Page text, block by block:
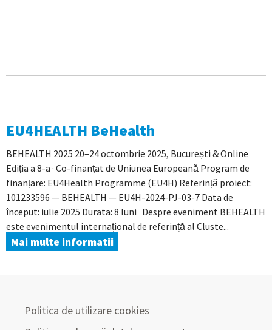
EU4HEALTH BeHealth
BEHEALTH 2025 20–24 octombrie 2025, București & Online
Ediția a 8-a · Co-finanțat de Uniunea Europeană Program de
finanțare: EU4Health Programme (EU4H) Referință proiect:
101233596 — BEHEALTH — EU4H-2024-PJ-03-7 Data de
început: iulie 2025 Durata: 8 luni Despre eveniment BEHEALTH
este evenimentul internațional de referință al Cluste...
Mai multe informatii
Politica de utilizare cookies